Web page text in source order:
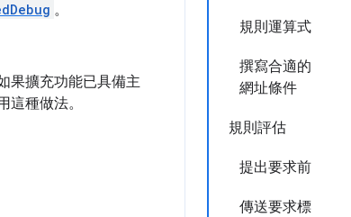
規則運算式
撰寫合適的
網址條件
規則評估
提出要求前
傳送要求標
。
果擴充功能已具備主
種做法。